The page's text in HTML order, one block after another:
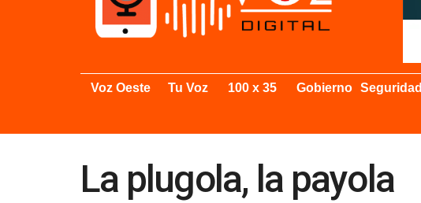
Voz Oeste Tu Voz 100 x 35 Gobierno Seguridad
La plugola, la payola